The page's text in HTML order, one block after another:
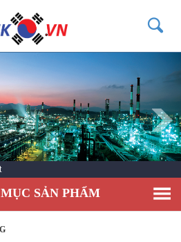
SẢN PHẨM